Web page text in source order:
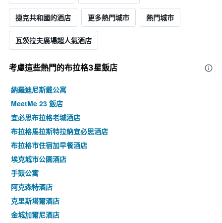
捷克共和國的酒店 更多熱門城市 熱門城市
瓦茨拉夫廣場超人氣酒店
考慮這些熱門的布拉格3星​飯店
納羅迪尼斯戴公寓
MeetMe 23 飯店
宜必思布拉格老城酒店
布拉格馬拉斯特拉納宜必思酒店
布拉格市住宿加早餐酒店
埃克城市公園酒店
手鼓公寓
阿克森特酒店
克里斯塔爾酒店
金城加爾尼酒店